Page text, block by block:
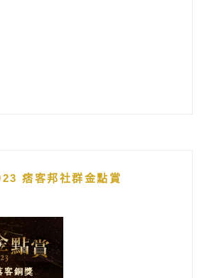
痞客邦社群金點賞